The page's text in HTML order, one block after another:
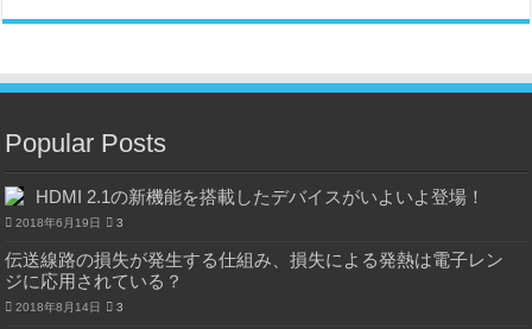
Popular Posts
HDMI 2.1の新機能を搭載したデバイスがいよいよ登場！
2018年6月19日 3
伝送線路の損失が発生する仕組み、損失による発熱は電子レン
ジに応用されている？
2018年8月14日 3